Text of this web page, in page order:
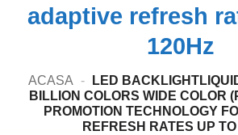
adaptive refresh
120Hz
ACASA -
LED
BILLION COLORS WIDE COLOR
PROMOTION TECHNOLOGY
REFRESH RATES UP